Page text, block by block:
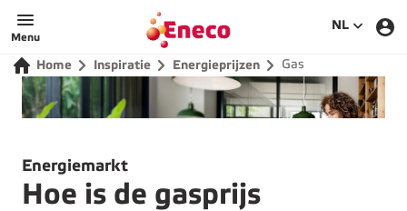
Menu
NL
Home Inspiratie Energieprijzen Gas
Energiemarkt
Hoe is de gasprijs